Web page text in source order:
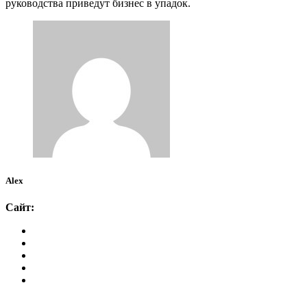
руководства приведут бизнес в упадок.
Alex
Сайт: